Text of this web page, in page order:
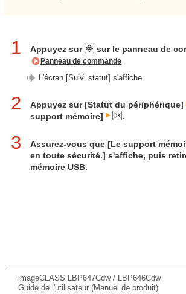
1 Appuyez sur sur le panneau de
Panneau de commande
L'écran [Suivi statut] s'affiche.
2 Appuyez sur [Statut du périphérique]
support mémoire]
.
3
Assurez-vous que [Le support
en toute sécurité.] s'affiche, puis
mémoire USB.
imageCLASS LBP647Cdw / LBP646Cdw
Guide de l'utilisateur (Manuel de produit)